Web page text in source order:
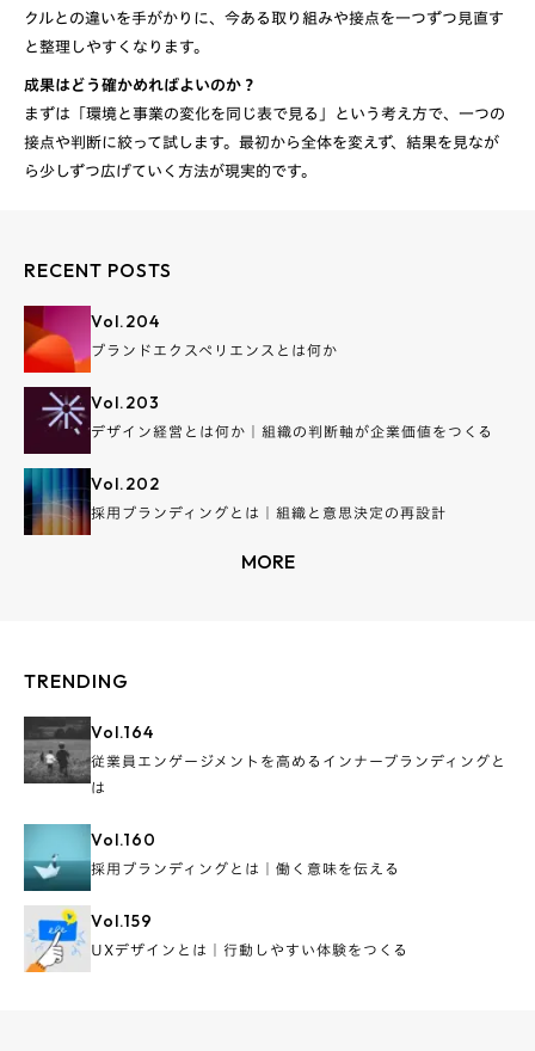
クルとの違いを手がかりに、今ある取り組みや接点を一つずつ見直す
と整理しやすくなります。
成果はどう確かめればよいのか？
まずは「環境と事業の変化を同じ表で見る」という考え方で、一つの
接点や判断に絞って試します。最初から全体を変えず、結果を見なが
ら少しずつ広げていく方法が現実的です。
RECENT POSTS
Vol.204
ブランドエクスペリエンスとは何か
Vol.203
デザイン経営とは何か｜組織の判断軸が企業価値をつくる
Vol.202
採用ブランディングとは｜組織と意思決定の再設計
MORE
TRENDING
Vol.164
従業員エンゲージメントを高めるインナーブランディングと
は
Vol.160
採用ブランディングとは｜働く意味を伝える
Vol.159
UXデザインとは｜行動しやすい体験をつくる